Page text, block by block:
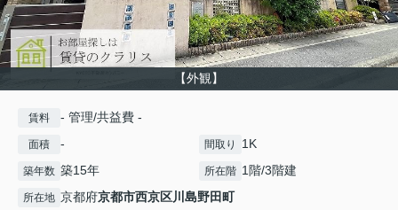
【外観】
賃料 - 管理/共益費 -
面積 - 間取り 1K
築年数 築15年 所在階 1階/3階建
所在地 京都府京都市西京区川島野田町